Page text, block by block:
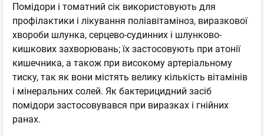
Помідори і томатний сік використовують для
профілактики і лікування поліавітаміноз, виразкової
хвороби шлунка, серцево-судинних і шлунково-
кишкових захворювань; їх застосовують при атонії
кишечника, а також при високому артеріальному
тиску, так як вони містять велику кількість вітамінів
і мінеральних солей. Як бактерицидний засіб
помідори застосовувався при виразках і гнійних
ранах.